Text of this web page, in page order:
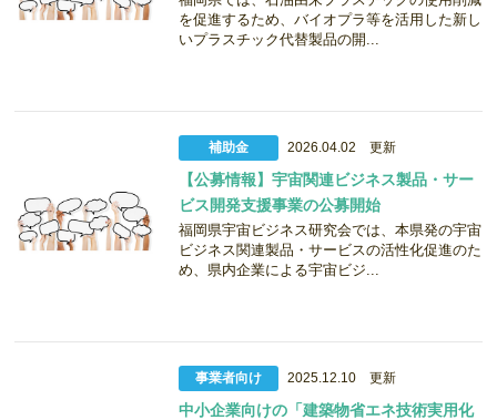
を促進するため、バイオプラ等を活用した新し
いプラスチック代替製品の開...
補助金 2026.04.02 更新
【公募情報】宇宙関連ビジネス製品・サー
ビス開発支援事業の公募開始
福岡県宇宙ビジネス研究会では、本県発の宇宙
ビジネス関連製品・サービスの活性化促進のた
め、県内企業による宇宙ビジ...
事業者向け 2025.12.10 更新
中小企業向けの「建築物省エネ技術実用化